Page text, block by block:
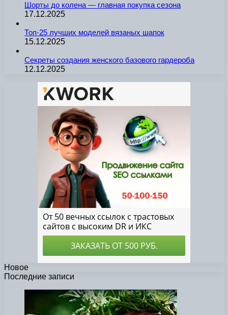
Шорты до колена — главная покупка сезона
17.12.2025
Топ-25 лучших моделей вязаных шапок
15.12.2025
Секреты создания женского базового гардероба
12.12.2025
Новое
Последние записи